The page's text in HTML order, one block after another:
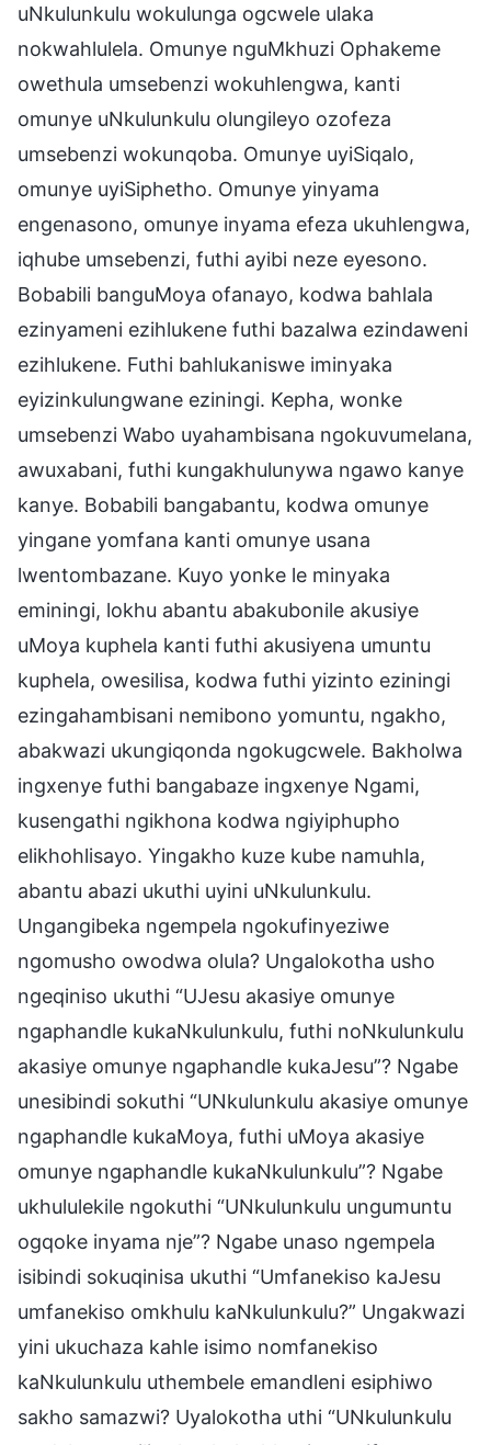
uNkulunkulu wokulunga ogcwele ulaka
nokwahlulela. Omunye nguMkhuzi Ophakeme
owethula umsebenzi wokuhlengwa, kanti
omunye uNkulunkulu olungileyo ozofeza
umsebenzi wokunqoba. Omunye uyiSiqalo,
omunye uyiSiphetho. Omunye yinyama
engenasono, omunye inyama efeza ukuhlengwa,
iqhube umsebenzi, futhi ayibi neze eyesono.
Bobabili banguMoya ofanayo, kodwa bahlala
ezinyameni ezihlukene futhi bazalwa ezindaweni
ezihlukene. Futhi bahlukaniswe iminyaka
eyizinkulungwane eziningi. Kepha, wonke
umsebenzi Wabo uyahambisana ngokuvumelana,
awuxabani, futhi kungakhulunywa ngawo kanye
kanye. Bobabili bangabantu, kodwa omunye
yingane yomfana kanti omunye usana
lwentombazane. Kuyo yonke le minyaka
eminingi, lokhu abantu abakubonile akusiye
uMoya kuphela kanti futhi akusiyena umuntu
kuphela, owesilisa, kodwa futhi yizinto eziningi
ezingahambisani nemibono yomuntu, ngakho,
abakwazi ukungiqonda ngokugcwele. Bakholwa
ingxenye futhi bangabaze ingxenye Ngami,
kusengathi ngikhona kodwa ngiyiphupho
elikhohlisayo. Yingakho kuze kube namuhla,
abantu abazi ukuthi uyini uNkulunkulu.
Ungangibeka ngempela ngokufinyeziwe
ngomusho owodwa olula? Ungalokotha usho
ngeqiniso ukuthi “UJesu akasiye omunye
ngaphandle kukaNkulunkulu, futhi noNkulunkulu
akasiye omunye ngaphandle kukaJesu”? Ngabe
unesibindi sokuthi “UNkulunkulu akasiye omunye
ngaphandle kukaMoya, futhi uMoya akasiye
omunye ngaphandle kukaNkulunkulu”? Ngabe
ukhululekile ngokuthi “UNkulunkulu ungumuntu
ogqoke inyama nje”? Ngabe unaso ngempela
isibindi sokuqinisa ukuthi “Umfanekiso kaJesu
umfanekiso omkhulu kaNkulunkulu?” Ungakwazi
yini ukuchaza kahle isimo nomfanekiso
kaNkulunkulu uthembele emandleni esiphiwo
sakho samazwi? Uyalokotha uthi “UNkulunkulu